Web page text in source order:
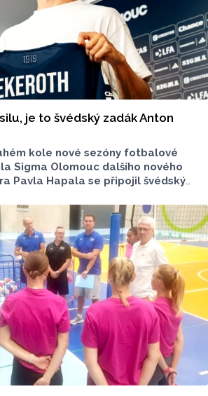
je to švédský zadák Anton
kole nové sezóny fotbalové
Sigma Olomouc dalšího nového
Pavla Hapala se připojil švédský
Sigma to uvedla na svém webu,
podepsal nov hráč smlouvu